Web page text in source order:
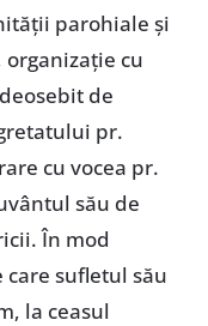
parohiale și
cu
de
pr.
cu vocea pr.
său de
În mod
sufletul său
la ceasul